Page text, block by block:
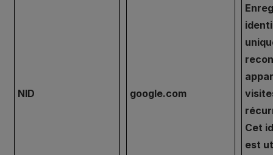
NID google.com
Cet
est